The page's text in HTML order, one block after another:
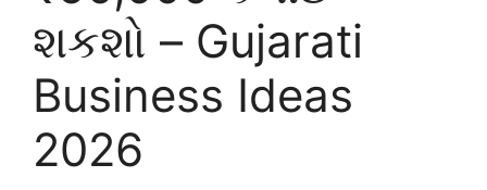
શકશો – Gujarati
Business Ideas
2026